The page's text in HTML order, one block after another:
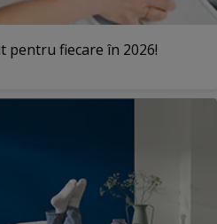
pentru fiecare în 2026!